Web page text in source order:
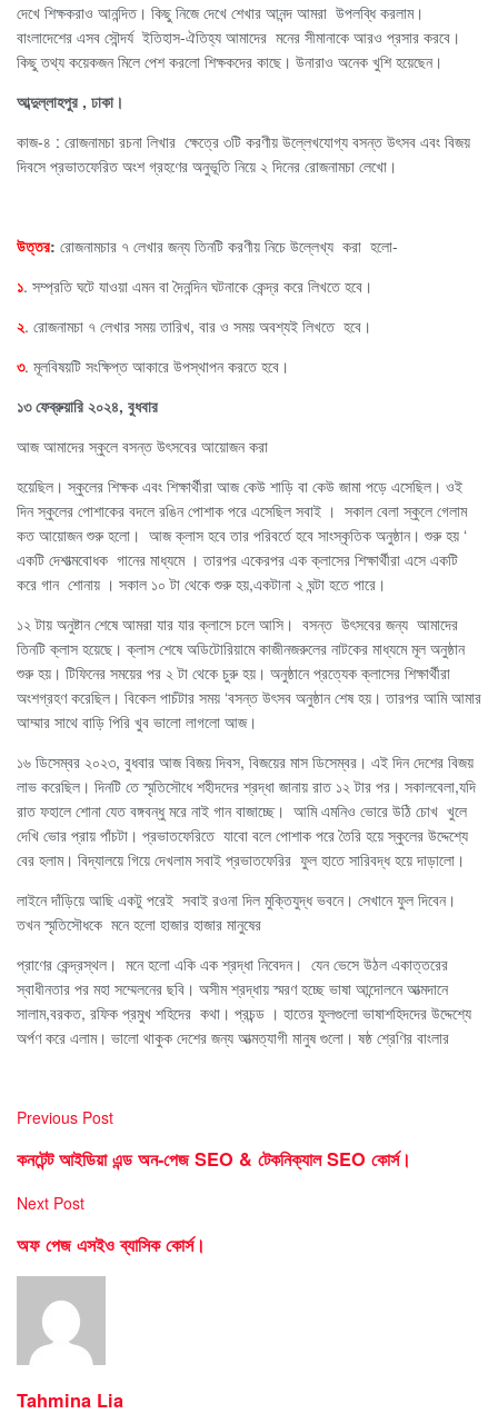
দেখে শিক্ষকরাও আনন্দিত। কিছু নিজে দেখে শেখার আনন্দ আমরা উপলব্ধি করলাম।
বাংলাদেশের এসব সৌন্দর্য ইতিহাস-ঐতিহ্য আমাদের মনের সীমানাকে আরও প্রসার করবে।
কিছু তথ্য কয়েকজন মিলে পেশ করলো শিক্ষকদের কাছে। উনারাও অনেক খুশি হয়েছেন।
আব্দুল্লাহপুর , ঢাকা।
কাজ-৪ : রোজনামচা রচনা লিখার ক্ষেত্রে ৩টি করণীয় উল্লেখযোগ্য বসন্ত উৎসব এবং বিজয়
দিবসে প্রভাতফেরিত অংশ গ্রহণের অনুভূতি নিয়ে ২ দিনের রোজনামচা লেখো।
উত্তর: রোজনামচার ৭ লেখার জন্য তিনটি করণীয় নিচে উল্লেখ্য করা হলো-
১. সম্প্রতি ঘটে যাওয়া এমন বা দৈনন্দিন ঘটনাকে কেন্দ্র করে লিখতে হবে।
২. রোজনামচা ৭ লেখার সময় তারিখ, বার ও সময় অবশ্যই লিখতে হবে।
৩. মূলবিষয়টি সংক্ষিপ্ত আকারে উপস্থাপন করতে হবে।
১৩ ফেব্রুয়ারি ২০২৪, বুধবার
আজ আমাদের স্কুলে বসন্ত উৎসবের আয়োজন করা
হয়েছিল। স্কুলের শিক্ষক এবং শিক্ষার্থীরা আজ কেউ শাড়ি বা কেউ জামা পড়ে এসেছিল। ওই
দিন স্কুলের পোশাকের বদলে রঙিন পোশাক পরে এসেছিল সবাই । সকাল বেলা স্কুলে গেলাম
কত আয়োজন শুরু হলো। আজ ক্লাস হবে তার পরিবর্তে হবে সাংস্কৃতিক অনুষ্ঠান। শুরু হয় ‘
একটি দেশাত্মবোধক গানের মাধ্যমে । তারপর একেরপর এক ক্লাসের শিক্ষার্থীরা এসে একটি
করে গান শোনায় । সকাল ১০ টা থেকে শুরু হয়,একটানা ২ ঘন্টা হতে পারে।
১২ টায় অনুষ্টান শেষে আমরা যার যার ক্লাসে চলে আসি। বসন্ত উৎসবের জন্য আমাদের
তিনটি ক্লাস হয়েছে। ক্লাস শেষে অডিটোরিয়ামে কাজীনজরুলের নাটকের মাধ্যমে মূল অনুষ্ঠান
শুরু হয়। টিফিনের সময়ের পর ২ টা থেকে চুরু হয়। অনুষ্ঠানে প্রত্যেক ক্লাসের শিক্ষার্থীরা
অংশগ্রহণ করেছিল। বিকেল পাচঁটার সময় ‘বসন্ত উৎসব অনুষ্ঠান শেষ হয়। তারপর আমি আমার
আম্মার সাথে বাড়ি পিরি খুব ভালো লাগলো আজ।
১৬ ডিসেম্বর ২০২৩, বুধবার আজ বিজয় দিবস, বিজয়ের মাস ডিসেম্বর। এই দিন দেশের বিজয়
লাভ করেছিল। দিনটি তে স্মৃতিসৌধে শহীদদের শ্রদ্ধা জানায় রাত ১২ টার পর। সকালবেলা,যদি
রাত ফহালে শোনা যেত বঙ্গবন্ধু মরে নাই গান বাজাচ্ছে। আমি এমনিও ভোরে উঠি চোখ খুলে
দেখি ভোর প্রায় পাঁচটা। প্রভাতফেরিতে যাবো বলে পোশাক পরে তৈরি হয়ে স্কুলের উদ্দেশ্যে
বের হলাম। বিদ্যালয়ে গিয়ে দেখলাম সবাই প্রভাতফেরির ফুল হাতে সারিবদ্ধ হয়ে দাড়ালো।
লাইনে দাঁড়িয়ে আছি একটু পরেই সবাই রওনা দিল মুক্তিযুদ্ধ ভবনে। সেখানে ফুল দিবেন।
তখন স্মৃতিসৌধকে মনে হলো হাজার হাজার মানুষের
প্রাণের কেন্দ্রস্থল। মনে হলো একি এক শ্রদ্ধা নিবেদন। যেন ভেসে উঠল একাত্তরের
স্বাধীনতার পর মহা সম্মেলনের ছবি। অসীম শ্রদ্ধায় স্মরণ হচ্ছে ভাষা আন্দোলনে আত্মদানে
সালাম,বরকত, রফিক প্রমুখ শহিদের কথা। প্রচন্ড । হাতের ফুলগুলো ভাষাশহিদদের উদ্দেশ্যে
অর্পণ করে এলাম। ভালো থাকুক দেশের জন্য আত্মত্যাগী মানুষ গুলো। ষষ্ঠ শ্রেণির বাংলার
Previous Post
কনটেন্ট আইডিয়া এন্ড অন-পেজ SEO & টেকনিক্যাল SEO কোর্স।
Next Post
অফ পেজ এসইও ব্যাসিক কোর্স।
Tahmina Lia